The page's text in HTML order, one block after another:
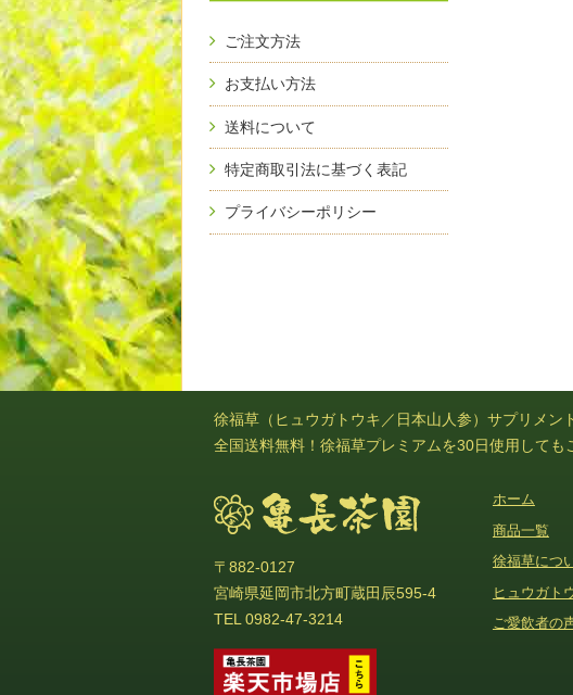
ご注文方法
お支払い方法
送料について
特定商取引法に基づく表記
プライバシーポリシー
徐福草（ヒュウガトウキ／日本山人参）サプリメン
全国送料無料！徐福草プレミアムを30日使用しても
〒882-0127
宮崎県延岡市北方町蔵田辰595-4
TEL 0982-47-3214
ホーム
商品一覧
徐福草につ
ヒュウガト
ご愛飲者の